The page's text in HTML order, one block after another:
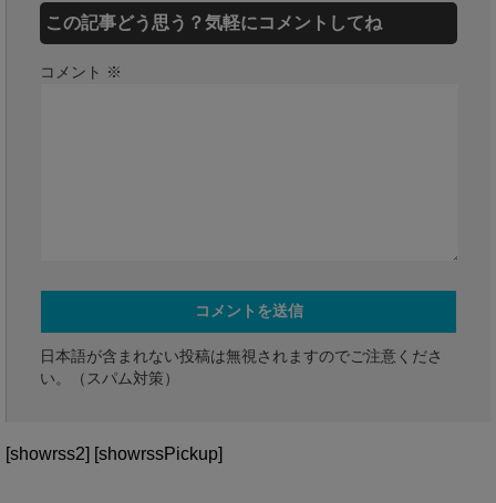
この記事どう思う？気軽にコメントしてね
コメント ※
日本語が含まれない投稿は無視されますのでご注意くださ
い。（スパム対策）
[showrss2] [showrssPickup]